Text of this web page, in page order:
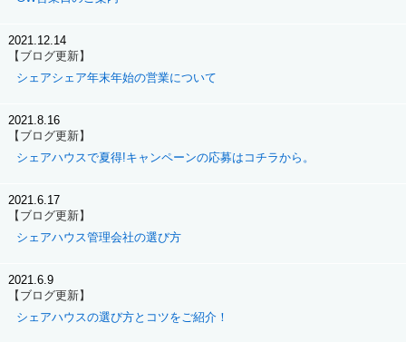
2021.12.14
【ブログ更新】
シェアシェア年末年始の営業について
2021.8.16
【ブログ更新】
シェアハウスで夏得!キャンペーンの応募はコチラから。
2021.6.17
【ブログ更新】
シェアハウス管理会社の選び方
2021.6.9
【ブログ更新】
シェアハウスの選び方とコツをご紹介！